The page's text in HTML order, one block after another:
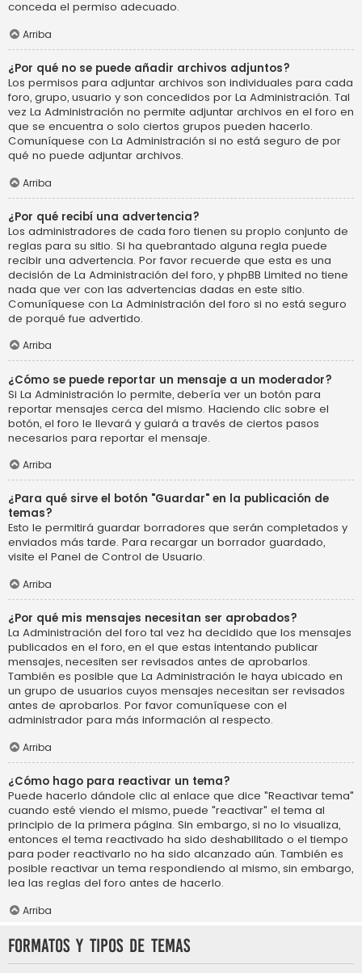
conceda el permiso adecuado.
Arriba
¿Por qué no se puede añadir archivos adjuntos?
Los permisos para adjuntar archivos son individuales para cada
foro, grupo, usuario y son concedidos por La Administración. Tal
vez La Administración no permite adjuntar archivos en el foro en
que se encuentra o solo ciertos grupos pueden hacerlo.
Comuníquese con La Administración si no está seguro de por
qué no puede adjuntar archivos.
Arriba
¿Por qué recibí una advertencia?
Los administradores de cada foro tienen su propio conjunto de
reglas para su sitio. Si ha quebrantado alguna regla puede
recibir una advertencia. Por favor recuerde que esta es una
decisión de La Administración del foro, y phpBB Limited no tiene
nada que ver con las advertencias dadas en este sitio.
Comuníquese con La Administración del foro si no está seguro
de porqué fue advertido.
Arriba
¿Cómo se puede reportar un mensaje a un moderador?
Si La Administración lo permite, debería ver un botón para
reportar mensajes cerca del mismo. Haciendo clic sobre el
botón, el foro le llevará y guiará a través de ciertos pasos
necesarios para reportar el mensaje.
Arriba
¿Para qué sirve el botón "Guardar" en la publicación de
temas?
Esto le permitirá guardar borradores que serán completados y
enviados más tarde. Para recargar un borrador guardado,
visite el Panel de Control de Usuario.
Arriba
¿Por qué mis mensajes necesitan ser aprobados?
La Administración del foro tal vez ha decidido que los mensajes
publicados en el foro, en el que estas intentando publicar
mensajes, necesiten ser revisados antes de aprobarlos.
También es posible que La Administración le haya ubicado en
un grupo de usuarios cuyos mensajes necesitan ser revisados
antes de aprobarlos. Por favor comuníquese con el
administrador para más información al respecto.
Arriba
¿Cómo hago para reactivar un tema?
Puede hacerlo dándole clic al enlace que dice "Reactivar tema"
cuando esté viendo el mismo, puede "reactivar" el tema al
principio de la primera página. Sin embargo, si no lo visualiza,
entonces el tema reactivado ha sido deshabilitado o el tiempo
para poder reactivarlo no ha sido alcanzado aún. También es
posible reactivar un tema respondiendo al mismo, sin embargo,
lea las reglas del foro antes de hacerlo.
Arriba
Formatos y tipos de temas